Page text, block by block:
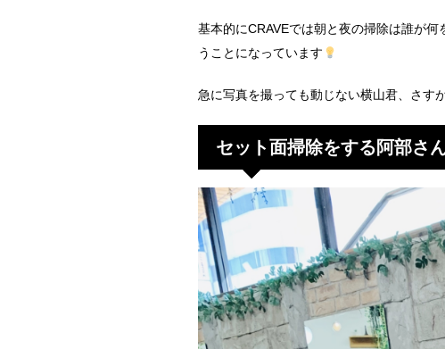
基本的にCRAVEでは朝と夜の掃除は誰が
うことになっています
急に写真を撮っても動じない横山君、さす
セット面掃除をする阿部さ